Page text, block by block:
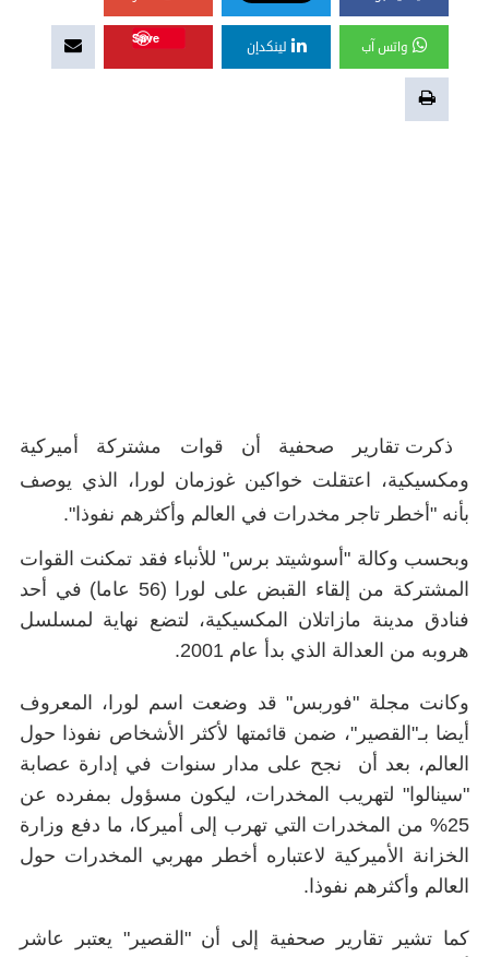
واتس آب لينكدإن
Save
ذكرت تقارير صحفية أن قوات مشتركة أميركية
ومكسيكية، اعتقلت خواكين غوزمان لورا، الذي يوصف
بأنه "أخطر تاجر مخدرات في العالم وأكثرهم نفوذا".
وبحسب وكالة "أسوشيتد برس" للأنباء فقد تمكنت القوات
المشتركة من إلقاء القبض على لورا (56 عاما) في أحد
فنادق مدينة مازاتلان المكسيكية، لتضع نهاية لمسلسل
هروبه من العدالة الذي بدأ عام 2001.
وكانت مجلة "فوربس" قد وضعت اسم لورا، المعروف
أيضا بـ"القصير"، ضمن قائمتها لأكثر الأشخاص نفوذا حول
العالم، بعد أن نجح على مدار سنوات في إدارة عصابة
"سينالوا" لتهريب المخدرات، ليكون مسؤول بمفرده عن
25% من المخدرات التي تهرب إلى أميركا، ما دفع وزارة
الخزانة الأميركية لاعتباره أخطر مهربي المخدرات حول
العالم وأكثرهم نفوذا.
كما تشير تقارير صحفية إلى أن "القصير" يعتبر عاشر